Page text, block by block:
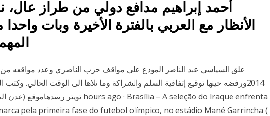
أحمد إبراهيم مدافع دولي من طراز
الأنظار مع العربي بالفترة الأخيرة وبات
2014ورفضه حينها توقيع إتفاقية السلم والشراكة وما تلاها الى الوقت الحالي.
pela primeira fase do futebol olímpico, no estádio Mané Garrincha (